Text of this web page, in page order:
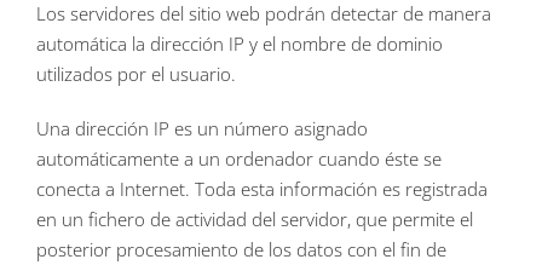
Los servidores del sitio web podrán detectar de manera
automática la dirección IP y el nombre de dominio
utilizados por el usuario.
Una dirección IP es un número asignado
automáticamente a un ordenador cuando éste se
conecta a Internet. Toda esta información es registrada
en un fichero de actividad del servidor, que permite el
posterior procesamiento de los datos con el fin de